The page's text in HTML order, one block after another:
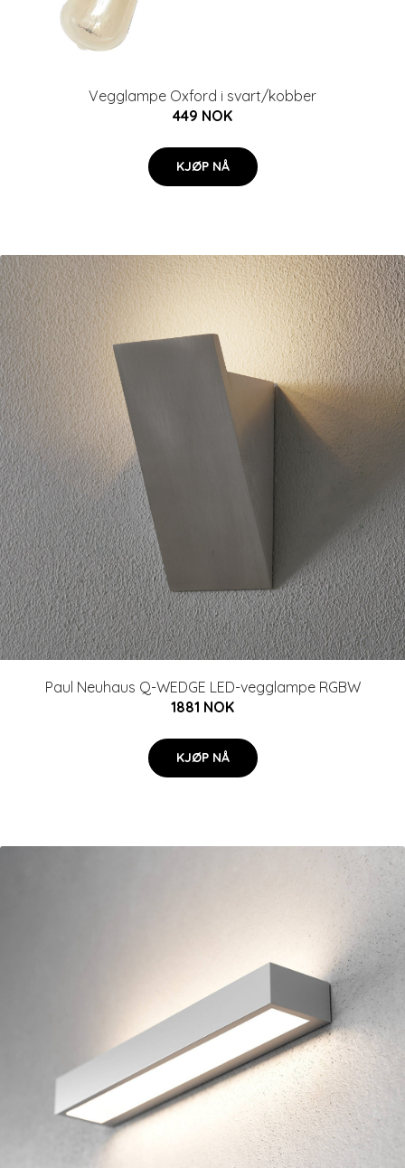
Vegglampe Oxford i svart/kobber
449 NOK
KJØP NÅ
Paul Neuhaus Q-WEDGE LED-vegglampe RGBW
1881 NOK
KJØP NÅ